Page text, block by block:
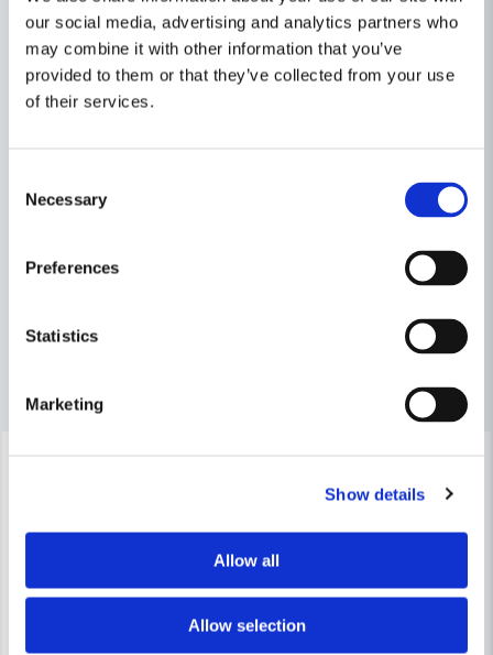
our social media, advertising and analytics partners who
may combine it with other information that you’ve
provided to them or that they’ve collected from your use
of their services.
Selection
Necessary
Preferences
Statistics
Marketing
Show details
Allow all
Allow selection
Egenskaper
Varumärke
Spänning
Ställ en produktfråga
name
Namn